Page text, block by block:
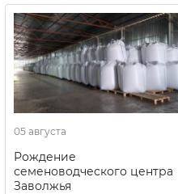
05 августа
Рождение
семеноводческого центра
Заволжья